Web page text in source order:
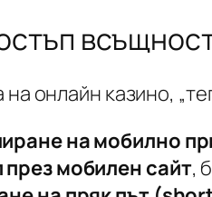
на онлайн казино,
на мобилно
мобилен сайт,